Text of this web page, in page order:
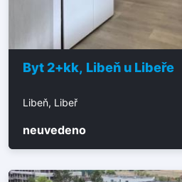
Byt 2+kk, Libeň u Libeře
Libeň, Libeř
neuvedeno